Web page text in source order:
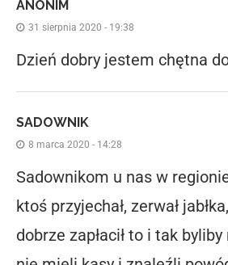
ANONIM
31 sierpnia 2020 - 19:38
Dzień dobry jestem chętna
SADOWNIK
8 marca 2020 - 14:28
Sadownikom u nas w
ktoś przyjechał, zerwał
dobrze zapłacił to i tak